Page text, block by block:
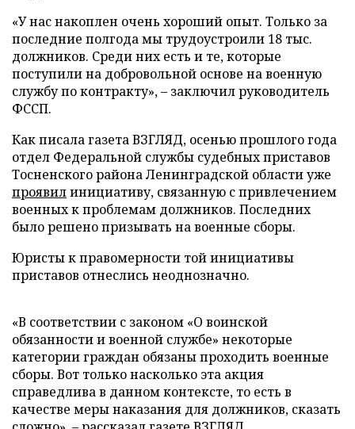
«У нас накоплен очень хороший опыт. Только за
последние полгода мы трудоустроили 18 тыс.
должников. Среди них есть и те, которые
поступили на добровольной основе на военную
службу по контракту», – заключил руководитель
ФССП.
Как писала газета ВЗГЛЯД, осенью прошлого года
отдел Федеральной службы судебных приставов
Тосненского района Ленинградской области уже
проявилинициативу, связанную с привлечением
военных к проблемам должников. Последних
было решено призывать на военные сборы.
Юристы к правомерности той инициативы
приставов отнеслись неоднозначно.
«В соответствии с законом «О воинской
обязанности и военной службе» некоторые
категории граждан обязаны проходить военные
сборы. Вот только насколько эта акция
справедлива в данном контексте, то есть в
качестве меры наказания для должников, сказать